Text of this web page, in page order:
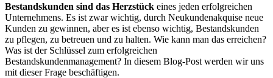
Bestandskunden sind das Herzstück eines jeden erfolgreichen
Unternehmens. Es ist zwar wichtig, durch Neukundenakquise neue
Kunden zu gewinnen, aber es ist ebenso wichtig, Bestandskunden
zu pflegen, zu betreuen und zu halten. Wie kann man das erreichen?
Was ist der Schlüssel zum erfolgreichen
Bestandskundenmanagement? In diesem Blog-Post werden wir uns
mit dieser Frage beschäftigen.